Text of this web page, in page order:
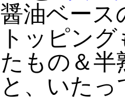
醤油ベース
トッピン
たもの＆半
と、いた